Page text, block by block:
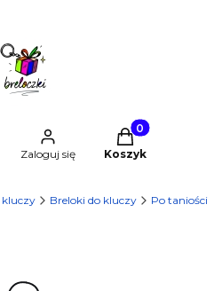
wyszukiwarkę
Zaloguj się
Produkty w
Koszyk
kluczy Breloki do kluczy Po taniości